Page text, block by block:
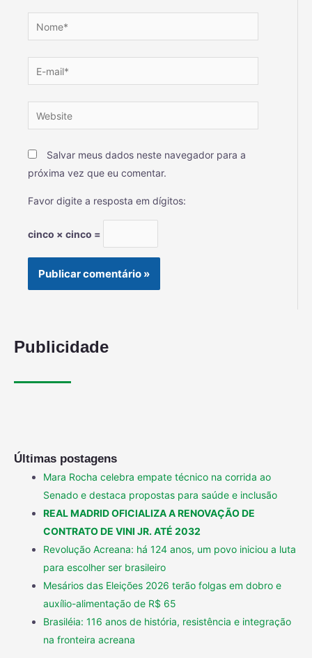
Salvar meus dados neste navegador para a
próxima vez que eu comentar.
Favor digite a resposta em dígitos:
cinco × cinco =
Publicidade
Últimas postagens
Mara Rocha celebra empate técnico na corrida ao
Senado e destaca propostas para saúde e inclusão
REAL MADRID OFICIALIZA A RENOVAÇÃO DE
CONTRATO DE VINI JR. ATÉ 2032
Revolução Acreana: há 124 anos, um povo iniciou a luta
para escolher ser brasileiro
Mesários das Eleições 2026 terão folgas em dobro e
auxílio-alimentação de R$ 65
Brasiléia: 116 anos de história, resistência e integração
na fronteira acreana